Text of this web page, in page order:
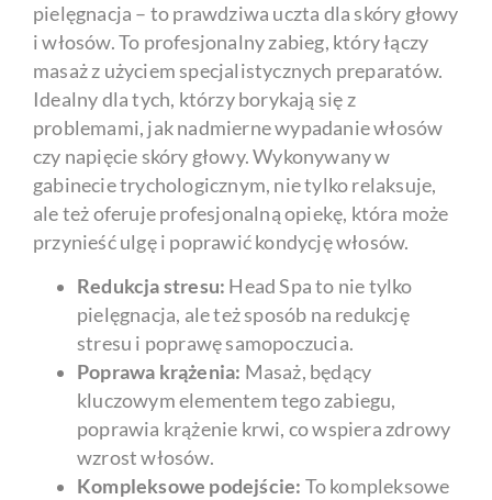
pielęgnacja – to prawdziwa uczta dla skóry głowy
i włosów. To profesjonalny zabieg, który łączy
masaż z użyciem specjalistycznych preparatów.
Idealny dla tych, którzy borykają się z
problemami, jak nadmierne wypadanie włosów
czy napięcie skóry głowy. Wykonywany w
gabinecie trychologicznym, nie tylko relaksuje,
ale też oferuje profesjonalną opiekę, która może
przynieść ulgę i poprawić kondycję włosów.
Redukcja stresu: Head Spa to nie tylko
pielęgnacja, ale też sposób na redukcję
stresu i poprawę samopoczucia.
Poprawa krążenia: Masaż, będący
kluczowym elementem tego zabiegu,
poprawia krążenie krwi, co wspiera zdrowy
wzrost włosów.
Kompleksowe podejście: To kompleksowe